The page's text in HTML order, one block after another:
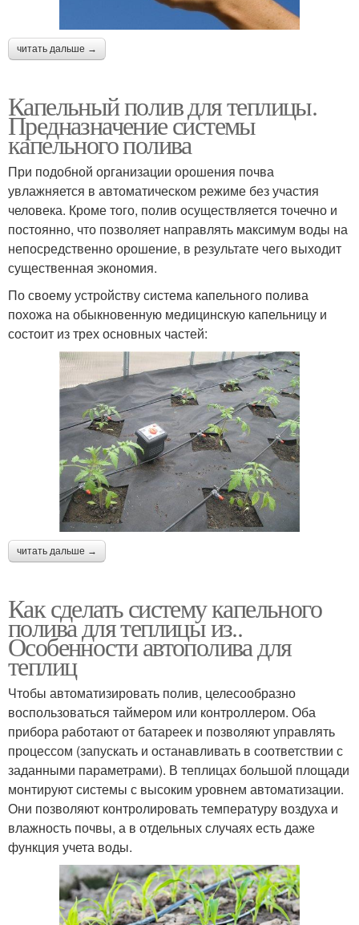
читать дальше →
Капельный полив для теплицы.
Предназначение системы
капельного полива
При подобной организации орошения почва
увлажняется в автоматическом режиме без участия
человека. Кроме того, полив осуществляется точечно и
постоянно, что позволяет направлять максимум воды на
непосредственно орошение, в результате чего выходит
существенная экономия.
По своему устройству система капельного полива
похожа на обыкновенную медицинскую капельницу и
состоит из трех основных частей:
читать дальше →
Как сделать систему капельного
полива для теплицы из..
Особенности автополива для
теплиц
Чтобы автоматизировать полив, целесообразно
воспользоваться таймером или контроллером. Оба
прибора работают от батареек и позволяют управлять
процессом (запускать и останавливать в соответствии с
заданными параметрами). В теплицах большой площади
монтируют системы с высоким уровнем автоматизации.
Они позволяют контролировать температуру воздуха и
влажность почвы, а в отдельных случаях есть даже
функция учета воды.